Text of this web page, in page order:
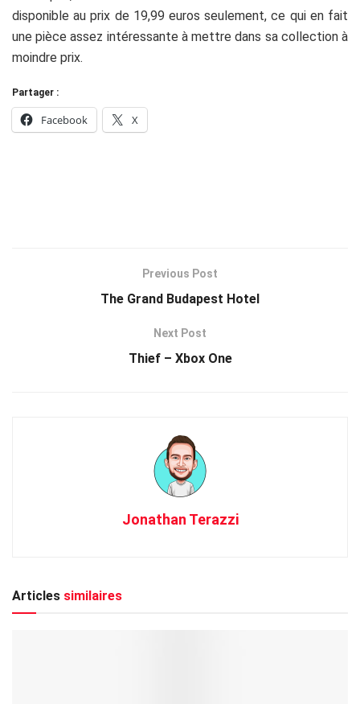
disponible au prix de 19,99 euros seulement, ce qui en fait
une pièce assez intéressante à mettre dans sa collection à
moindre prix.
Partager :
Facebook X
Previous Post
The Grand Budapest Hotel
Next Post
Thief – Xbox One
Jonathan Terazzi
Articles similaires